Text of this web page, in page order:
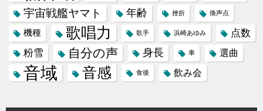
宇宙戦艦ヤマト 年齢 挫折 換声点
機種 歌唱力 歌手 浜崎あゆみ
点数
粉雪
自分の声 身長 車 選曲
音域 音感 食後 飲み会